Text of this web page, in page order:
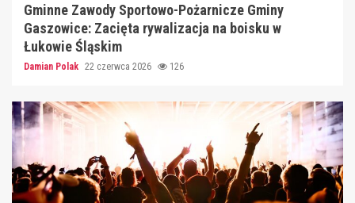
Gminne Zawody Sportowo-Pożarnicze Gminy
Gaszowice: Zacięta rywalizacja na boisku w
Łukowie Śląskim
Damian Polak 22 czerwca 2026 126